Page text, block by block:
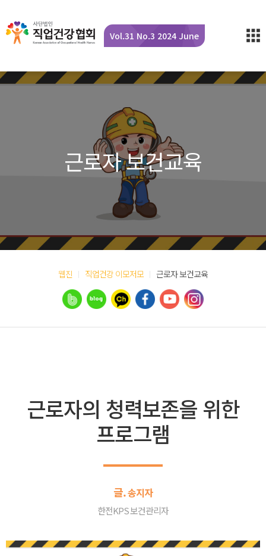
Vol.31 No.3 2024 June
근로자 보건교육
웹진 직업건강 이모저모 근로자 보건교육
근로자의 청력보존을 위한
프로그램
글.송지자
한전KPS 보건관리자